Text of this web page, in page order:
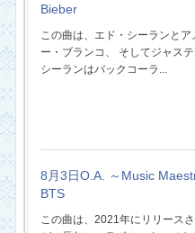
Bieber
この曲は、エド・シーランと
ー・ブランコ、 そしてジャス
シーランはバックコーラ...
8月3日O.A. ～Music
BTS
この曲は、2021年にリリース